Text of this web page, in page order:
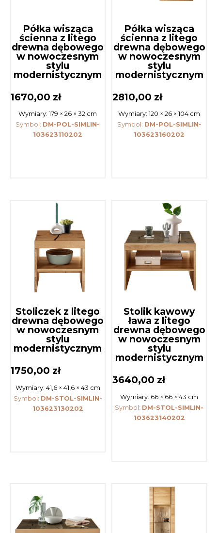
Półka wisząca
ścienna z litego
drewna dębowego
w nowoczesnym
stylu
modernistycznym
1670,00 zł
Wymiary:179 × 26 × 32 cm
Symbol: DM-POL-SIMLIN-
103623110202
Półka wisząca
ścienna z litego
drewna dębowego
w nowoczesnym
stylu
modernistycznym
2810,00 zł
Wymiary:120 × 26 × 104 cm
Symbol: DM-POL-SIMLIN-
103623160202
Stoliczek z litego
drewna dębowego
w nowoczesnym
stylu
modernistycznym
1750,00 zł
Wymiary: 41,6 × 41,6 × 43 cm
Symbol: DM-STOL-SIMLIN-
103623130202
Stolik kawowy
ława z litego
drewna dębowego
w nowoczesnym
stylu
modernistycznym
3640,00 zł
Wymiary: 66 × 66 × 43 cm
Symbol: DM-STOL-SIMLIN-
103623140202